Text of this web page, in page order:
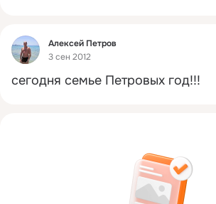
Фид
Алексей Петров
3 сен 2012
сегодня семье Петровых год!!!